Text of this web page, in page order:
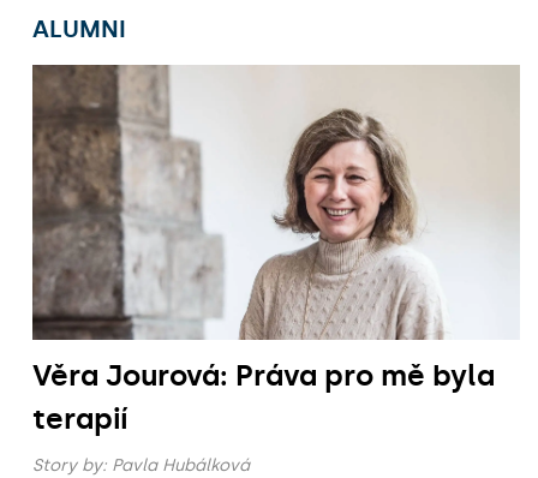
ALUMNI
Věra Jourová: Práva pro mě byla
terapií
Story by: Pavla Hubálková